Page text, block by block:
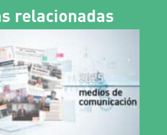
relacionadas